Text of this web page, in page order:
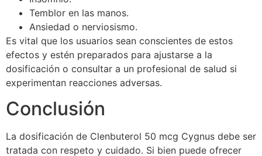
Temblor en las manos.
Ansiedad o nerviosismo.
Es vital que los usuarios sean conscientes de estos
efectos y estén preparados para ajustarse a la
dosificación o consultar a un profesional de salud si
experimentan reacciones adversas.
Conclusión
La dosificación de Clenbuterol 50 mcg Cygnus debe ser
tratada con respeto y cuidado. Si bien puede ofrecer